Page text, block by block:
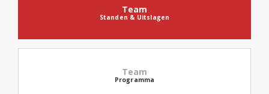
Team
Standen & Uitslagen
Team
Programma